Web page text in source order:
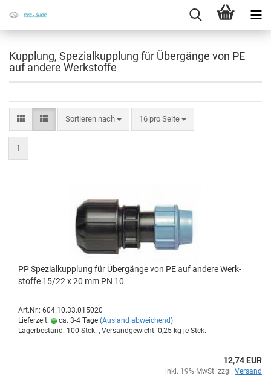
Kupplung, Spezialkupplung für Übergänge von PE
auf andere Werkstoffe
Sortieren nach 16 pro Seite
1
PP Spe­zi­al­kupp­lung für Über­gän­ge von PE auf an­de­re Werk­
stof­fe 15/22 x 20 mm PN 10
Art.Nr.: 604.10.33.015020
Lieferzeit:
ca. 3-4 Tage (Ausland abweichend)
Lagerbestand: 100 Stck. , Versandgewicht: 0,25 kg je Stck.
12,74 EUR
inkl. 19% MwSt. zzgl. Versand